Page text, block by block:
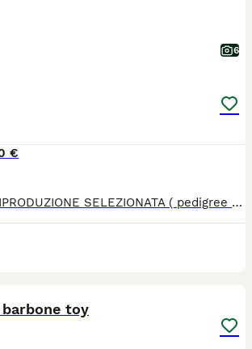
6
€
Prestigiosa cucciolata in RIPRODUZIONE SELEZIONATA ( pedigree rosa) il top per SALUTE, MORFOLOGIA, CARATTERE. Linee esenti displasia di anche e gomiti in 4/5 generazione. Testati ed esenti ocd, cardiopatie. DNA depositato. Genitori campioni di vario livello. Grande taglia e carattere. I cuccioli saranno disponibili da fine settembre in poi e verranno consegnati con pedigree rosa, vaccinazioni, microchip, visita cardiologica con certificazione veterinaria, trattamenti antiparassitari, libretto sanitario, garanzia scritta, kit cucciolo, fattura fiscale. Possibilità di pagamento rateale. Occasione per gli amanti della razza
toy